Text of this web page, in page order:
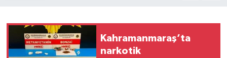
Kahramanmaraş’ta
narkotik